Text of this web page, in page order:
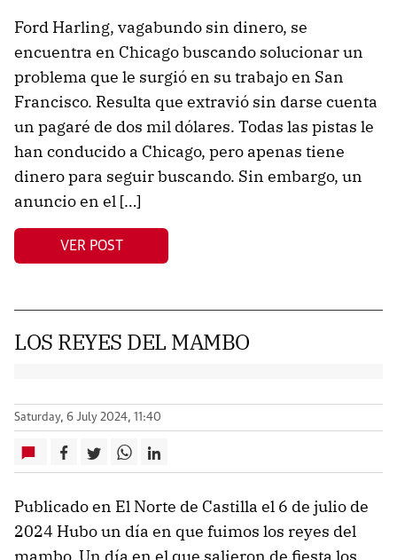
Ford Harling, vagabundo sin dinero, se
encuentra en Chicago buscando solucionar un
problema que le surgió en su trabajo en San
Francisco. Resulta que extravió sin darse cuenta
un pagaré de dos mil dólares. Todas las pistas le
han conducido a Chicago, pero apenas tiene
dinero para seguir buscando. Sin embargo, un
anuncio en el […]
VER POST
LOS REYES DEL MAMBO
Saturday, 6 July 2024, 11:40
Publicado en El Norte de Castilla el 6 de julio de
2024 Hubo un día en que fuimos los reyes del